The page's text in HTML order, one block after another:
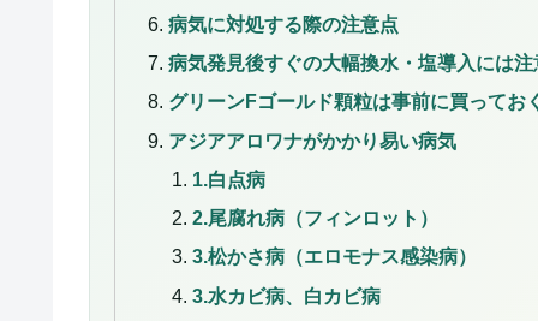
病気に対処する際の注意点
病気発見後すぐの大幅換水・塩導入には注
グリーンFゴールド顆粒は事前に買ってお
アジアアロワナがかかり易い病気
1.白点病
2.尾腐れ病（フィンロット）
3.松かさ病（エロモナス感染病）
3.水カビ病、白カビ病